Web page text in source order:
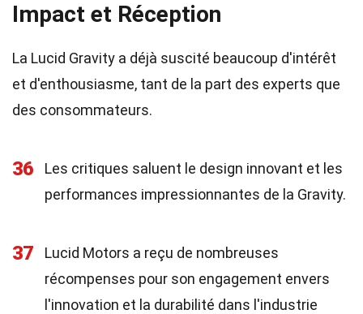
Impact et Réception
La Lucid Gravity a déjà suscité beaucoup d'intérêt
et d'enthousiasme, tant de la part des experts que
des consommateurs.
36
Les critiques saluent le design innovant et les
performances impressionnantes de la Gravity.
37
Lucid Motors a reçu de nombreuses
récompenses pour son engagement envers
l'innovation et la durabilité dans l'industrie